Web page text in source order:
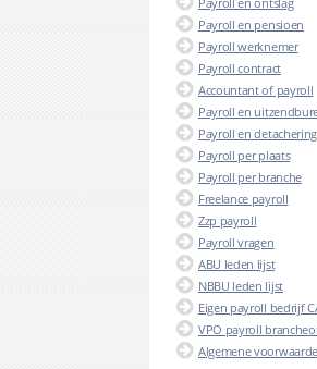
Payroll en pensioen
Payroll werknemer
Payroll contract
Accountant of payroll
Payroll en
Payroll en detachering
Payroll per plaats
Payroll per branche
Freelance payroll
Zzp payroll
Payroll vragen
ABU leden lijst
NBBU leden lijst
Eigen payroll bedrijf
VPO payroll
Algemene